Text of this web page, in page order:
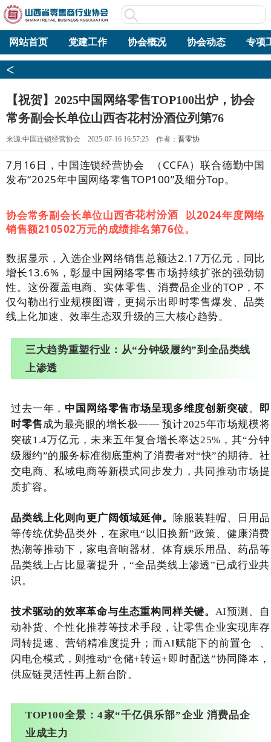
网站首页 党建工作 协会概况 协会动态 专项
<
【祝贺】2025中国网络零售TOP100出炉，协会
常务副会长单位山西杏花村汾酒位列第76
来源:中国连锁经营协会 2025-07-16 16:57:25 作者： 晋零协
7月16日， 中国连锁经营协会
（CCFA）联合德勤中国
发布“2025年中国网络零售TOP100”及细分Top。
协会常务副会长单位山西杏花村汾酒
以2024年度网络
销售额210502万元的成绩排名第76位。
数据显示，入选企业网络销售总额达2.17万亿元，同比
增长13.6%，彰显中国网络零售市场持续扩张的强劲韧
性。这份覆盖电商、实体零售、消费品企业的TOP，不
仅勾勒出行业规模图谱，更揭示出即时零售爆发、品类
线上化加速、效率生态双升级的三大核心趋势。
三大趋势重塑行业：从“分钟级履约”到全品类线
上渗透
过去一年， 中国网络零售市场呈现多维度创新突破。 即
时零售成为最亮眼的增长极—— 预计2025年市场规模将
突破1.4万亿元，未来五年复合增长率达25%，其“分钟
级履约”的服务标准彻底重构了消费者对“快”的期待。社
交电商、私域电商等新模式同步发力，共同推动市场提
质扩容。
品类线上化则向更广阔领域延伸。
除服装鞋帽、日用品
等传统优势品类外，在家电“以旧换新”政策、健康消费
热潮等推动下，家电音响器材、体育娱乐用品、药品等
品类线上占比显著提升，“全品类线上渗透”已成行业共
识。
技术驱动的效率革命与生态重构同样关键。 AI预测、自
动补货、个性化推荐等技术手段，让零售企业实现库存
周转提速、营销精准度提升；而AI赋能下的前置仓
、
闪电仓模式，则推动“仓储+转运+即时配送”协同降本，
供应链灵活性再上新台阶。
TOP100全景：4家“千亿俱乐部”企业 消费品企
业成主力